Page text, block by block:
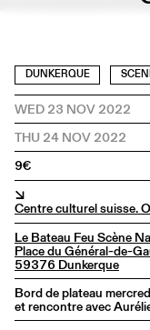
DUNKERQUE
WED 23 NOV 2022
THU 24 NOV 2022
9€
↘
Centre culturel suisse.
Le Bateau Feu Scène
Place du Général-de-
59376 Dunkerque
Bord de plateau
et rencontre avec